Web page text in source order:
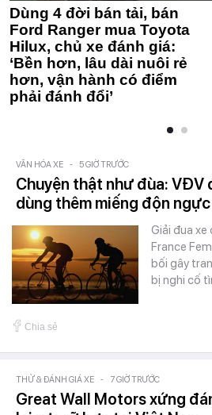
Dùng 4 đời bán tải, bán
Ford Ranger mua Toyota
Hilux, chủ xe đánh giá:
‘Bền hơn, lâu dài nuôi rẻ
hơn, vận hành có điểm
phải đánh đổi’
VĂN HÓA XE - 5 GIỜ TRƯỚC
Chuyện thật như đùa: VĐV
dùng thêm miếng độn
Giải đua xe
France
bối gây
bị nghi cố
Chia sẻ
THỬ & ĐÁNH GIÁ XE - 7 GIỜ TRƯỚC
Great Wall Motors xứng